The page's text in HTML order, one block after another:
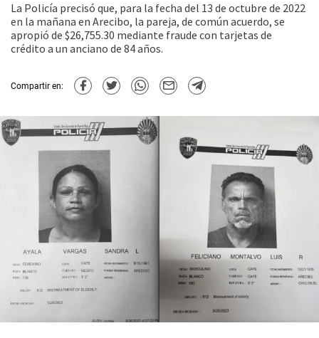
La Policía precisó que, para la fecha del 13 de octubre de 2022
en la mañana en Arecibo, la pareja, de común acuerdo, se
apropió de $26,755.30 mediante fraude con tarjetas de
crédito a un anciano de 84 años.
Compartir en: